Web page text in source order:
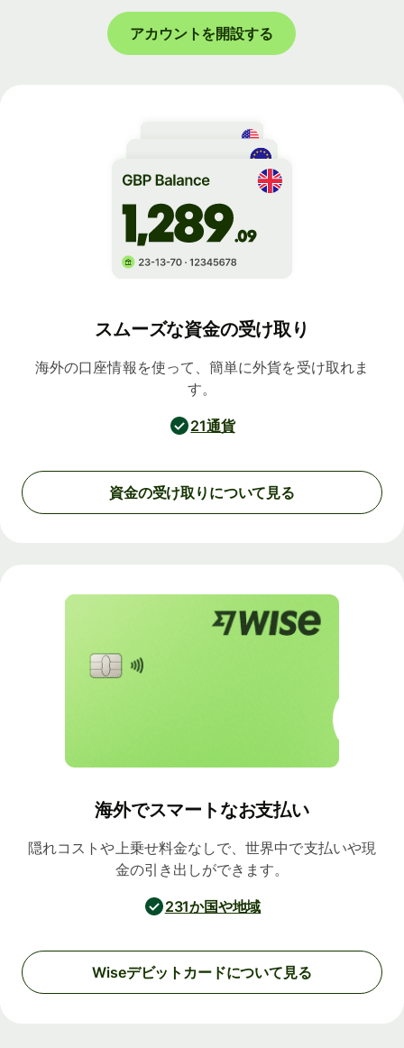
アカウントを開設する
スムーズな資金の受け取り
海外の口座情報を使って、簡単に外貨を受け取れま
す。
21通貨
資金の受け取りについて見る
海外でスマートなお支払い
隠れコストや上乗せ料金なしで、世界中で支払いや現
金の引き出しができます。
231か国や地域
Wiseデビットカードについて見る